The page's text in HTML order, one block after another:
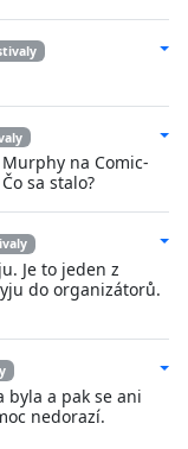
na Comic-
sa stalo?
Je to jeden z
do organizátorů.
byla a pak se ani
nedorazí.